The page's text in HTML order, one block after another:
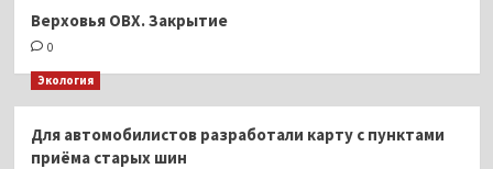
Верховья ОВХ. Закрытие
0
Экология
Для автомобилистов разработали карту с пунктами
приёма старых шин